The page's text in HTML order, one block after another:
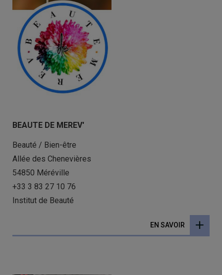
BEAUTE DE MEREV'
Beauté / Bien-être
Allée des Chenevières
54850 Méréville
+33 3 83 27 10 76
Institut de Beauté
EN SAVOIR